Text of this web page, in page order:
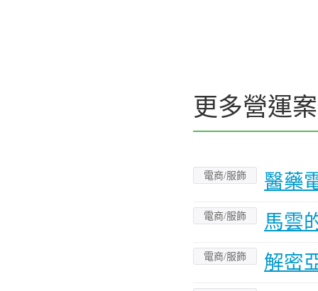
更多營運
電商/服飾 醫藥
電商/服飾 馬雲
電商/服飾 解密